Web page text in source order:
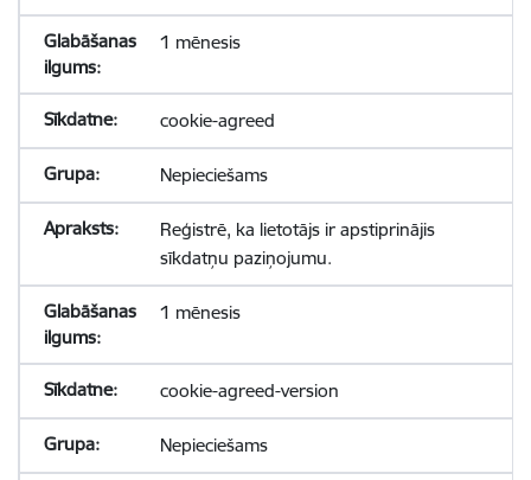
1 mēnesis
cookie-agreed
Nepieciešams
Reģistrē, ka lietotājs ir apstiprinājis
sīkdatņu paziņojumu.
1 mēnesis
cookie-agreed-version
Nepieciešams